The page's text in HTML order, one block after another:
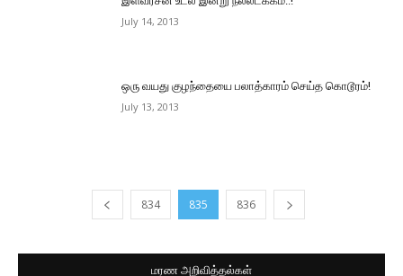
July 14, 2013
ஒரு வயது குழந்தையை பலாத்காரம் செய்த கொடூரம்!
July 13, 2013
834 835 836
மரண அறிவித்தல்கள்